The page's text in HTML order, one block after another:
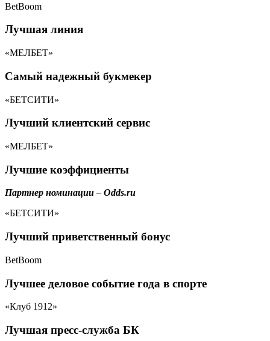
BetBoom
Лучшая линия
«МЕЛБЕТ»
Самый надежный букмекер
«БЕТСИТИ»
Лучший клиентский сервис
«МЕЛБЕТ»
Лучшие коэффициенты
Партнер номинации – Odds.ru
«БЕТСИТИ»
Лучший приветственный бонус
BetBoom
Лучшее деловое событие года в спорте
«Клуб 1912»
Лучшая пресс-служба БК